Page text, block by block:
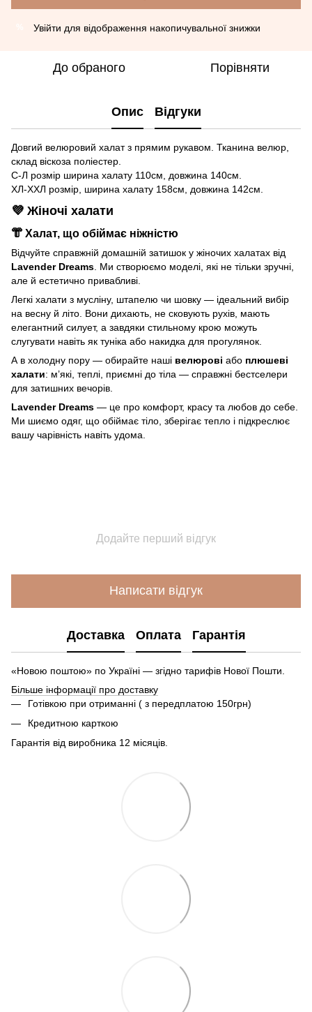
Увійти для відображення накопичувальної знижки
До обраного Порівняти
Опис Відгуки
Довгий велюровий халат з прямим рукавом. Тканина велюр,
склад віскоза поліестер.
С-Л розмір ширина халату 110см, довжина 140см.
ХЛ-ХХЛ розмір, ширина халату 158см, довжина 142см.
💜 Жіночі халати
👘 Халат, що обіймає ніжністю
Відчуйте справжній домашній затишок у жіночих халатах від
Lavender Dreams . Ми створюємо моделі, які не тільки зручні,
але й естетично привабливі.
Легкі халати з мусліну, штапелю чи шовку — ідеальний вибір
на весну й літо. Вони дихають, не сковують рухів, мають
елегантний силует, а завдяки стильному крою можуть
слугувати навіть як туніка або накидка для прогулянок.
А в холодну пору — обирайте наші велюрові або плюшеві
халати: м’які, теплі, приємні до тіла — справжні бестселери
для затишних вечорів.
Lavender Dreams — це про комфорт, красу та любов до себе.
Ми шиємо одяг, що обіймає тіло, зберігає тепло і підкреслює
вашу чарівність навіть удома.
Додайте перший відгук
Написати відгук
Доставка Оплата Гарантія
«Новою поштою» по Україні — згідно тарифів Нової Пошти.
Більше інформації про доставку
Готівкою при отриманні ( з передплатою 150грн)
Кредитною карткою
Гарантія від виробника 12 місяців.